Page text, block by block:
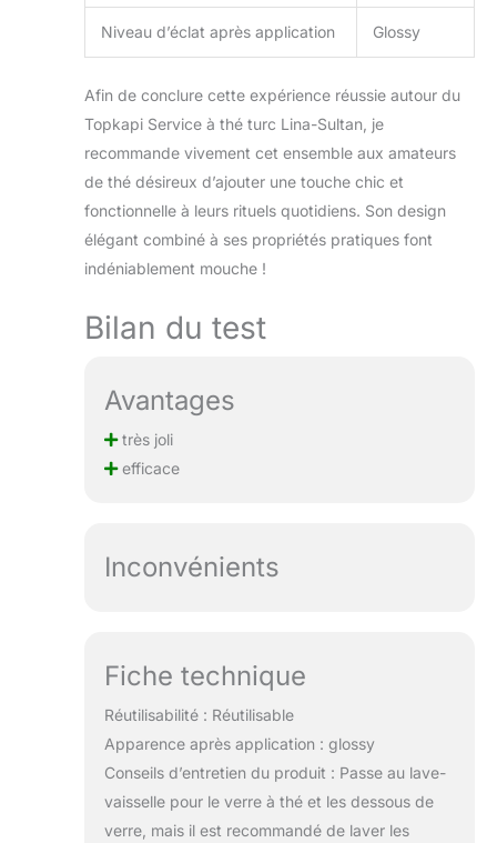
Niveau d’éclat après application Glossy
Afin de conclure cette expérience réussie autour du
Topkapi Service à thé turc Lina-Sultan, je
recommande vivement cet ensemble aux amateurs
de thé désireux d’ajouter une touche chic et
fonctionnelle à leurs rituels quotidiens. Son design
élégant combiné à ses propriétés pratiques font
indéniablement mouche !
Bilan du test
Avantages
très joli
efficace
Inconvénients
Fiche technique
Réutilisabilité : Réutilisable
Apparence après application : glossy
Conseils d’entretien du produit : Passe au lave-
vaisselle pour le verre à thé et les dessous de
verre, mais il est recommandé de laver les